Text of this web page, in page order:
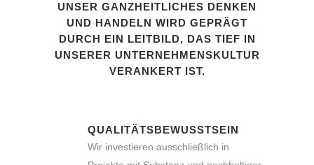
UNSER GANZHEITLICHES DENKEN
UND HANDELN WIRD GEPRÄGT
DURCH EIN LEITBILD, DAS TIEF IN
UNSERER UNTERNEHMENSKULTUR
VERANKERT IST.
QUALITÄTSBEWUSSTSEIN
Wir investieren ausschließlich in